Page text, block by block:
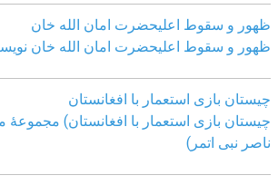
ظهور و سقوط اعلیحضرت امان الله خان
ظهور و سقوط اعلیحضرت امان الله خان
چیستان بازی استعمار با افغانستان
چیستان بازی استعمار با افغانستان) مجموعۀ
ناصر نبی اتمر)